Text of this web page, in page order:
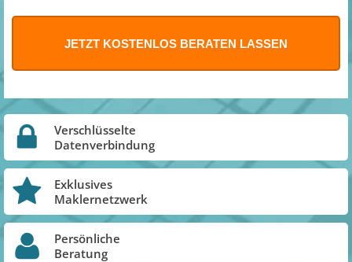
Verschlüsselte
Datenverbindung
Exklusives
Maklernetzwerk
Persönliche
Beratung